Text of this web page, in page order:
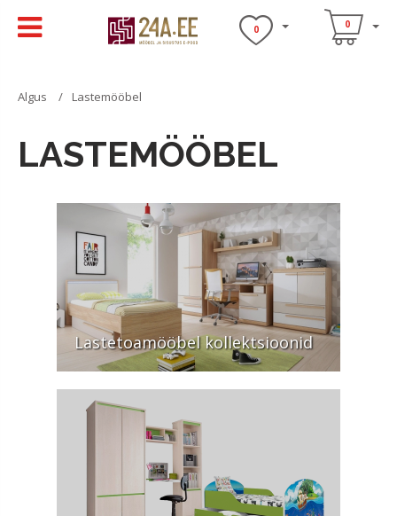
0 0
Algus Lastemööbel
LASTEMÖÖBEL
Lastetoamööbel kollektsioonid